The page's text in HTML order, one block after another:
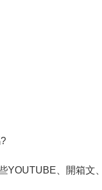
YOUTUBE、開箱文